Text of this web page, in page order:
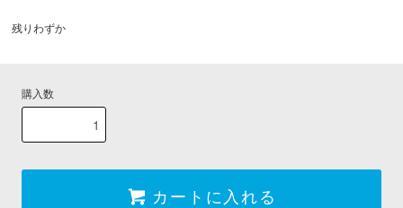
残りわずか
購入数
カートに入れる